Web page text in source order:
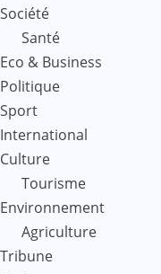
Société
Santé
Eco & Business
Politique
Sport
International
Culture
Tourisme
Environnement
Agriculture
Tribune